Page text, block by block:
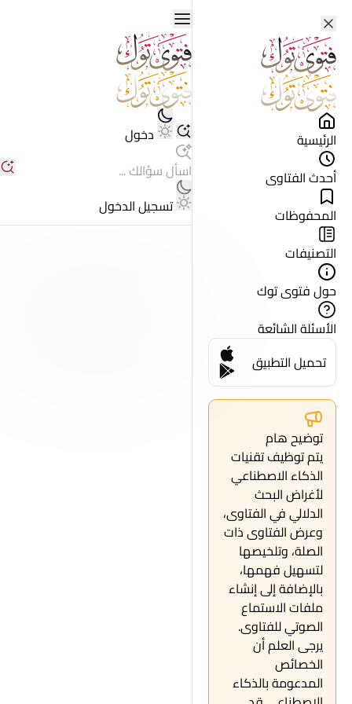
الرئيسية
أحدث الفتاوى
المحفوظات
التصنيفات
حول فتوى توك
الأسئلة الشائعة
تحميل التطبيق
توضيح هام
يتم توظيف تقنيات
الذكاء الاصطناعي
لأغراض البحث
الدلالي في الفتاوى،
وعرض الفتاوى ذات
الصلة، وتلخيصها
لتسهيل فهمها،
بالإضافة إلى إنشاء
ملفات الاستماع
الصوتي للفتاوى.
يرجى العلم أن
الخصائص
المدعومة بالذكاء
دخول
تسجيل الدخول